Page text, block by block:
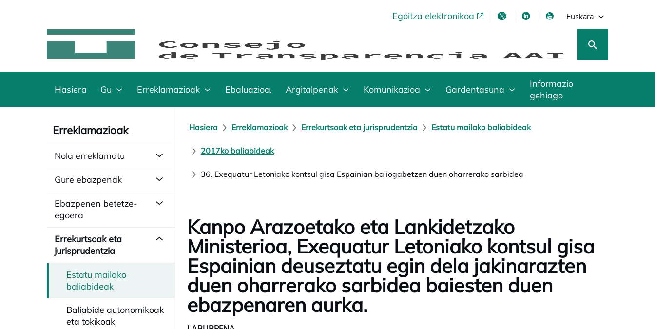
Egoitza elektronikoaopens in a new tabopens in a new tab
opens in a new tab
opens in a new tab
Euskara
Hasiera Gu Erreklamazioak Ebaluazioa. Argitalpenak Komunikazioa Gardentasuna
Informazio
gehiago
Erreklamazioak
Nola erreklamatu
Gure ebazpenak
Ebazpenen betetze-
egoera
Errekurtsoak eta
jurisprudentzia
Estatu mailako
baliabideak
Baliabide autonomikoak
eta tokikoak
Hasiera Erreklamazioak Errekurtsoak eta jurisprudentzia Estatu mailako baliabideak
2017ko baliabideak
36. Exequatur Letoniako kontsul gisa Espainian baliogabetzen duen oharrerako sarbidea
Kanpo Arazoetako eta Lankidetzako
Ministerioa, Exequatur Letoniako kontsul gisa
Espainian deuseztatu egin dela jakinarazten
duen oharrerako sarbidea baiesten duen
ebazpenaren aurka.